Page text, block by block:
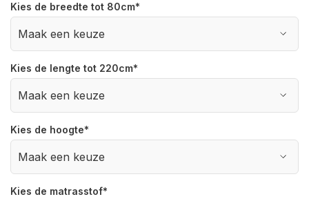
Kies de breedte tot 80cm*
Kies de lengte tot 220cm*
Kies de hoogte*
Kies de matrasstof*